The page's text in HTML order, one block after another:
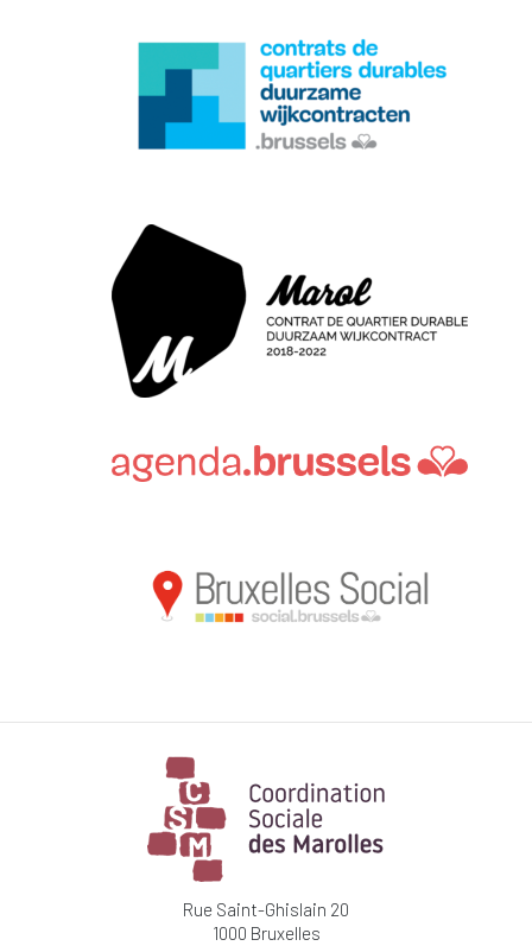
Rue Saint-Ghislain 20
1000 Bruxelles